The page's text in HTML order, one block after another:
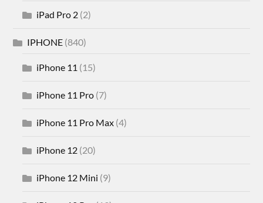
iPad Pro 2 (2)
IPHONE (840)
iPhone 11 (15)
iPhone 11 Pro (7)
iPhone 11 Pro Max (4)
iPhone 12 (20)
iPhone 12 Mini (9)